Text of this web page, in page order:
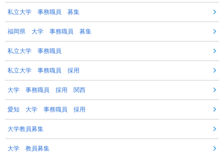
私立大学 事務職員 募集
福岡県 大学 事務職員 募集
私立大学 事務職員
私立大学 事務職員 採用
大学 事務職員 採用 関西
愛知 大学 事務職員 採用
大学教員募集
大学 教員募集